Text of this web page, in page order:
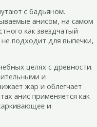
с бадьяном.
анисом, на самом
как звездчатый
подходит для выпечки,
целях с древности.
и
жар и облегчает
анис применяется как
и